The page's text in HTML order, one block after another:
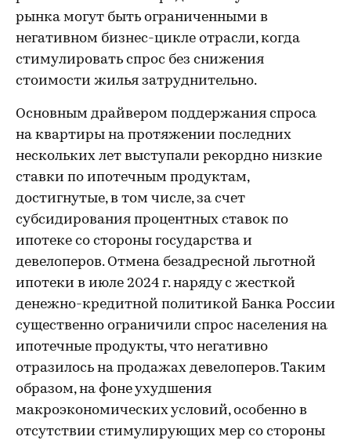
рынка могут быть ограниченными в
негативном бизнес-цикле отрасли, когда
стимулировать спрос без снижения
стоимости жилья затруднительно.
Основным драйвером поддержания спроса
на квартиры на протяжении последних
нескольких лет выступали рекордно низкие
ставки по ипотечным продуктам,
достигнутые, в том числе, за счет
субсидирования процентных ставок по
ипотеке со стороны государства и
девелоперов. Отмена безадресной льготной
ипотеки в июле 2024 г. наряду с жесткой
денежно-кредитной политикой Банка России
существенно ограничили спрос населения на
ипотечные продукты, что негативно
отразилось на продажах девелоперов. Таким
образом, на фоне ухудшения
макроэкономических условий, особенно в
отсутствии стимулирующих мер со стороны